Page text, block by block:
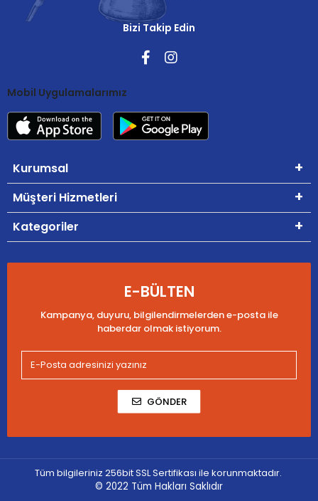
Bizi Takip Edin
Mobil Uygulamalarımız
Kurumsal
Müşteri Hizmetleri
Kategoriler
E-BÜLTEN
Kampanya, duyuru, bilgilendirmelerden e-posta ile
haberdar olmak istiyorum.
GÖNDER
Tüm bilgileriniz 256bit SSL Sertifikası ile korunmaktadır.
© 2022 Tüm Hakları Saklıdır